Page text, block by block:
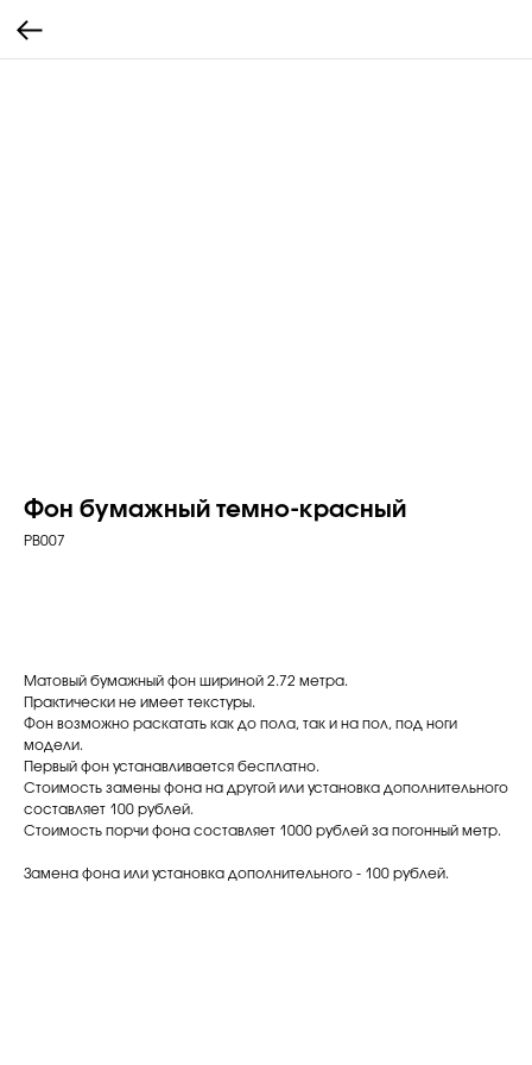
Фон бумажный темно-красный
PB007
Матовый бумажный фон шириной 2.72 метра.
Практически не имеет текстуры.
Фон возможно раскатать как до пола, так и на пол, под ноги
модели.
Первый фон устанавливается бесплатно.
Стоимость замены фона на другой или установка дополнительного
составляет 100 рублей.
Стоимость порчи фона составляет 1000 рублей за погонный метр.
Замена фона или установка дополнительного - 100 рублей.